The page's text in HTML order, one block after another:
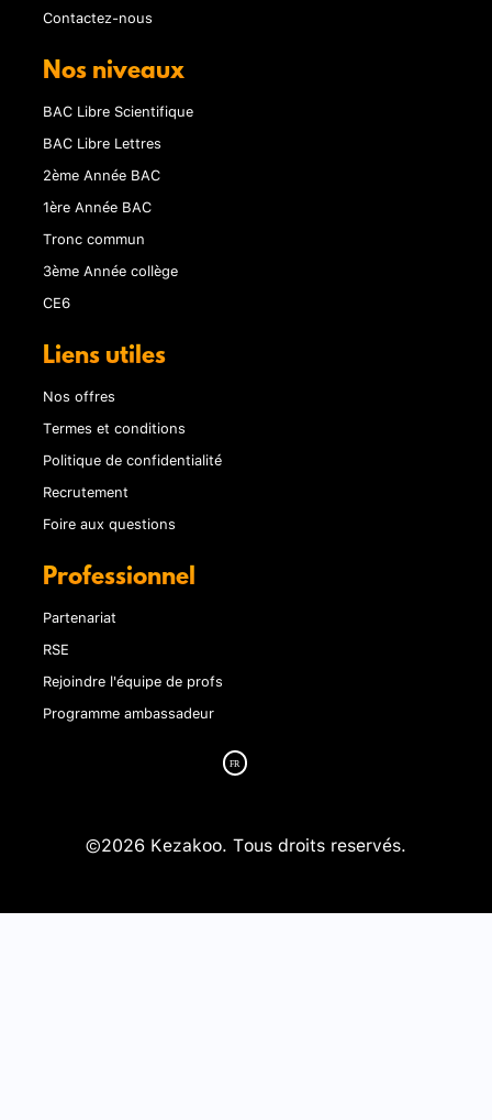
Contactez-nous
Nos niveaux
BAC Libre Scientifique
BAC Libre Lettres
2ème Année BAC
1ère Année BAC
Tronc commun
3ème Année collège
CE6
Liens utiles
Nos offres
Termes et conditions
Politique de confidentialité
Recrutement
Foire aux questions
Professionnel
Partenariat
RSE
Rejoindre l'équipe de profs
Programme ambassadeur
©2026 Kezakoo. Tous droits reservés.